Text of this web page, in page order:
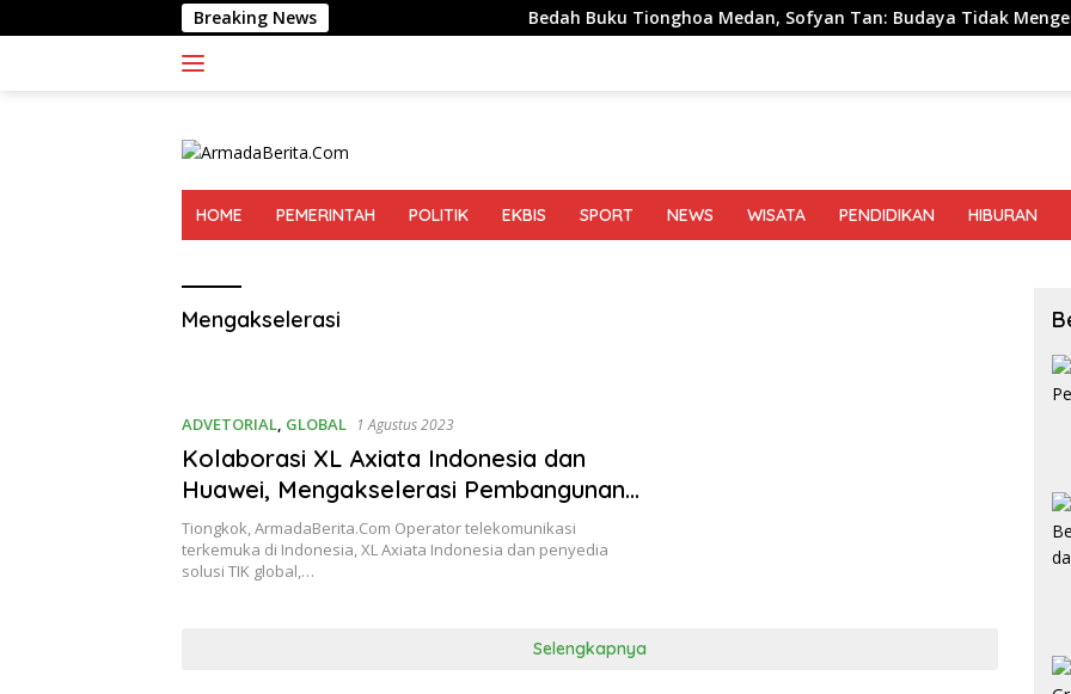
ke
Breaking News Bedah Buku Tionghoa Medan, Sofyan Tan: Budaya Tidak Mengenal Pagar
HOME PEMERINTAH POLITIK EKBIS SPORT NEWS WISATA PENDIDIKAN HIBURAN
Mengakselerasi
ADVETORIAL, GLOBAL 1 Agustus 2023
Kolaborasi XL Axiata Indonesia dan
Huawei, Mengakselerasi Pembangunan
Ekonomi Digital
Tiongkok, ArmadaBerita.Com Operator telekomunikasi
terkemuka di Indonesia, XL Axiata Indonesia dan penyedia
solusi TIK global,…
Selengkapnya